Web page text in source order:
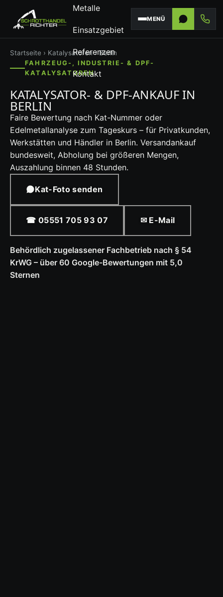
Metalle
Einsatzgebiet
Referenzen
Kontakt
MENÜ
Startseite › Katalysatoren› Berlin
FAHRZEUG-, INDUSTRIE- & DPF-
KATALYSATOREN
KATALYSATOR- & DPF-ANKAUF IN
BERLIN
Faire Bewertung nach Kat-Nummer oder
Edelmetallanalyse zum Tageskurs – für Privatkunden,
Werkstätten und Händler in Berlin. Versandankauf
bundesweit, Abholung bei größeren Mengen,
Auszahlung binnen 48 Stunden.
Kat-Foto senden
☎ 05551 705 93 07 ✉ E-Mail
Behördlich zugelassener Fachbetrieb nach § 54
KrWG – über 60 Google-Bewertungen mit 5,0
Sternen